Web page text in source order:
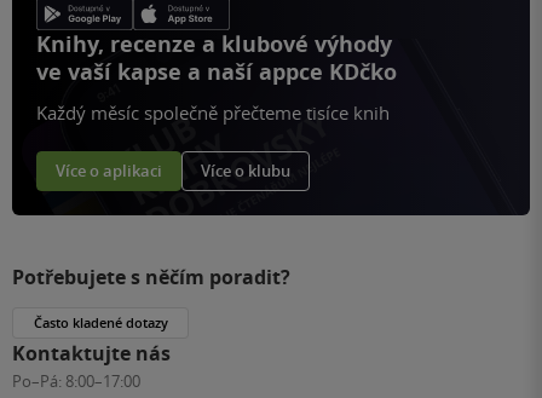
Knihy, recenze a klubové výhody
ve vaší kapse a naší appce KDčko
Každý měsíc společně přečteme tisíce knih
Více o aplikaci Více o klubu
Potřebujete s něčím poradit?
Často kladené dotazy
Kontaktujte nás
Po–Pá: 8:00–17:00